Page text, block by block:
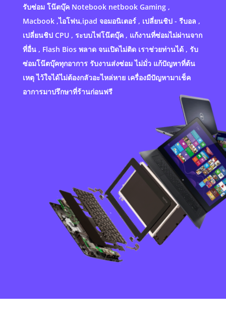
รับซ่อม โน๊ตบุ๊ค Notebook netbook Gaming ,
Macbook ,ไอโฟน,ipad จอมอนิเตอร์ , เปลี่ยนชิป - รีบอล ,
เปลี่ยนชิป CPU , ระบบไฟโน๊ตบุ๊ค , แก้งานที่ซ่อมไม่ผ่านจาก
ที่อื่น , Flash Bios พลาด จนเปิดไม่ติด เราช่วยท่านได้ , รับ
ซ่อมโน๊ตบุ๊คทุกอาการ รับงานส่งซ่อม ไม่มั่ว แก้ปัญหาที่ต้น
เหตุ ไว้ใจได้ไม่ต้องกลัวอะไหล่หาย เครื่องมีปัญหามาเช็ค
อาการมาปรึกษาที่ร้านก่อนฟรี